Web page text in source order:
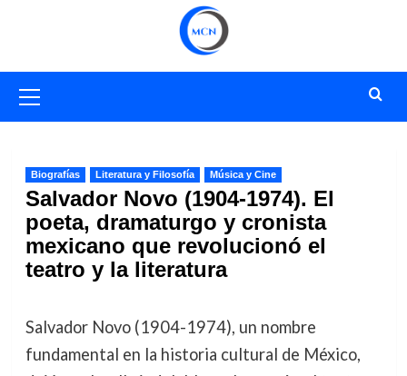
primario
Biografías Literatura y Filosofía Música y Cine
Salvador Novo (1904-1974). El
poeta, dramaturgo y cronista
mexicano que revolucionó el
teatro y la literatura
Salvador Novo (1904-1974), un nombre
fundamental en la historia cultural de México,